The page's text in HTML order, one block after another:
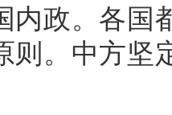
内政。各国
则。中方坚